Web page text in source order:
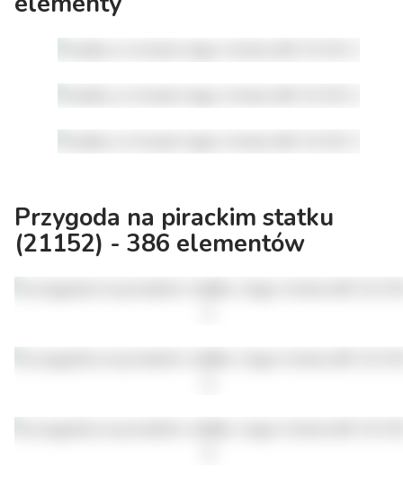
Przygoda na pirackim statku
(21152) - 386 elementów